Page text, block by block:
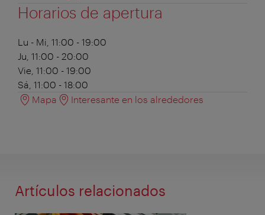
Horarios de apertura
Lu - Mi, 11:00 - 19:00
Ju, 11:00 - 20:00
Vie, 11:00 - 19:00
Sá, 11:00 - 18:00
Mapa
Interesante en los alrededores
Artículos relacionados